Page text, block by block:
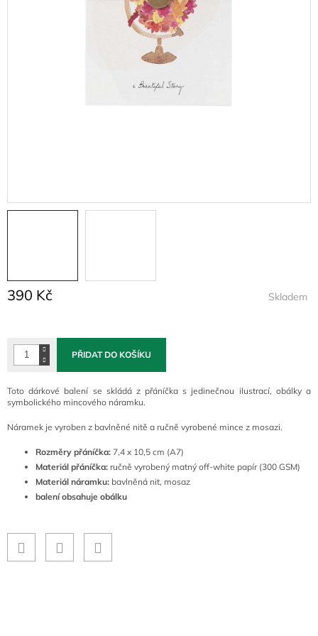
390 Kč Skladem
PŘIDAT DO KOŠÍKU
Toto dárkové balení se skládá z přáníčka s jedinečnou ilustrací, obálky a
symbolického mincového náramku.
Náramek je vyroben z bavlněné nitě a ručně vyrobené mince z mosazi.
Rozměry přáníčka: 7,4 x 10,5 cm (A7)
Materiál přáníčka: ručně vyrobený matný off-white papír (300 GSM)
Materiál náramku: bavlněná nit, mosaz
balení obsahuje obálku